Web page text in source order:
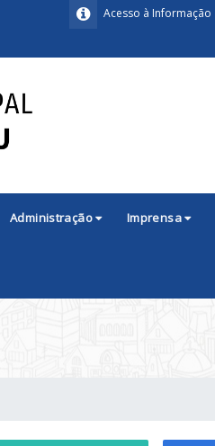
Acesso à Informação
Administração Imprensa